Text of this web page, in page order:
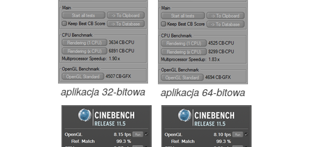
aplikacja 32-bitowa aplikacja 64-bitowa